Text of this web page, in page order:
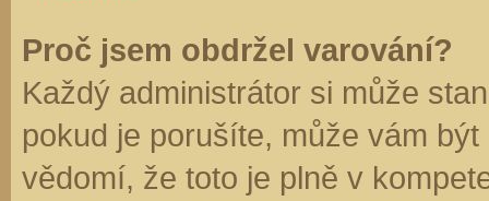
Proč jsem obdržel varování?
Každý administrátor si může
pokud je porušíte, může vám
vědomí, že toto je plně v